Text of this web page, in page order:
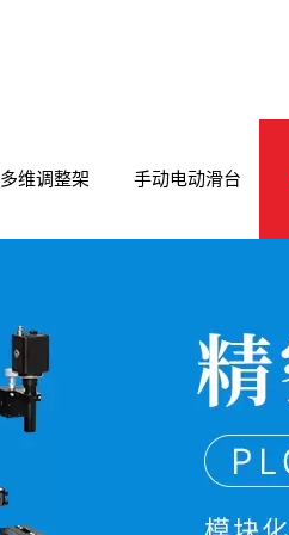
多维调整架 手动电动滑台